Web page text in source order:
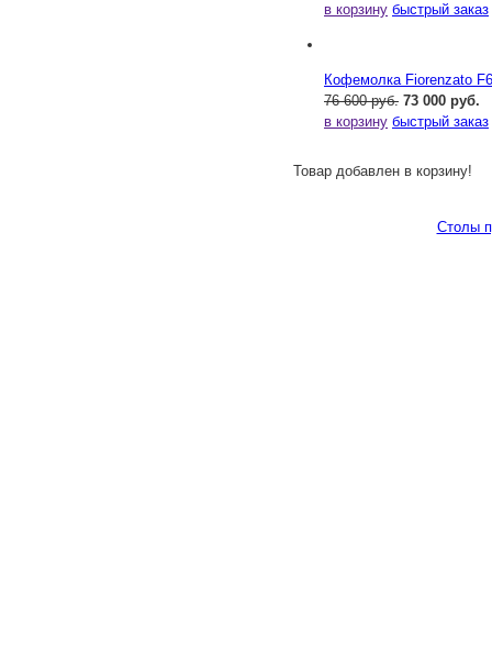
в корзину быстрый заказ
Кофемолка Fiorenzato
76 600 руб. 73 000 руб.
в корзину быстрый заказ
Товар добавлен в корзину!
Столы